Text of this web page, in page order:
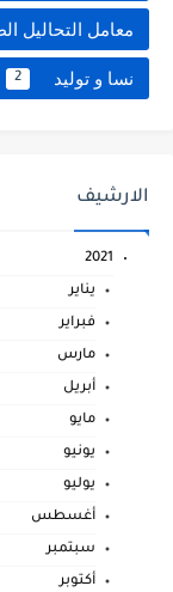
معامل التحاليل
نسا و توليد 2
الارشيف
2021
يناير
فبراير
مارس
أبريل
مايو
يونيو
يوليو
أغسطس
سبتمبر
أكتوبر